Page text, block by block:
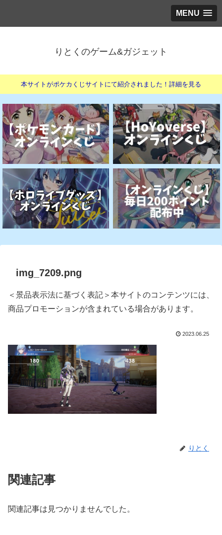
MENU
りとくのゲーム&ガジェット
本サイトがポケカくじサイトにて紹介されました！詳細を見る
img_7209.png
＜景品表示法に基づく表記＞本サイトのコンテンツには、
商品プロモーションが含まれている場合があります。
2023.06.25
りとく
関連記事
関連記事は見つかりませんでした。